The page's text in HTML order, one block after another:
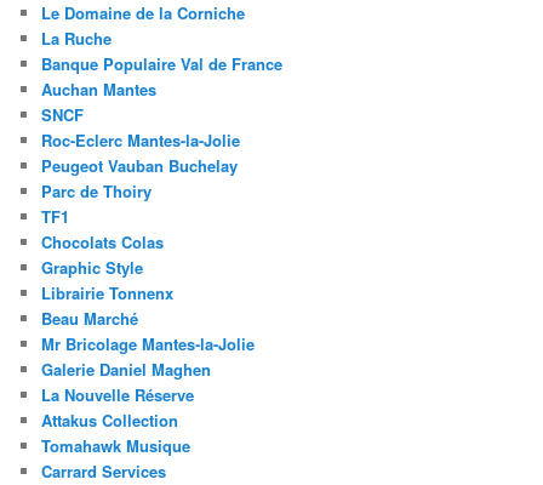
Le Domaine de la Corniche
La Ruche
Banque Populaire Val de France
Auchan Mantes
SNCF
Roc-Eclerc Mantes-la-Jolie
Peugeot Vauban Buchelay
Parc de Thoiry
TF1
Chocolats Colas
Graphic Style
Librairie Tonnenx
Beau Marché
Mr Bricolage Mantes-la-Jolie
Galerie Daniel Maghen
La Nouvelle Réserve
Attakus Collection
Tomahawk Musique
Carrard Services